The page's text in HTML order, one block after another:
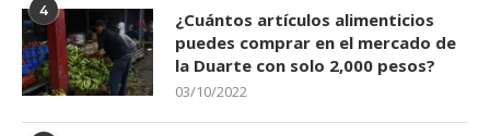
4
¿Cuántos artículos alimenticios
puedes comprar en el mercado de
la Duarte con solo 2,000 pesos?
03/10/2022